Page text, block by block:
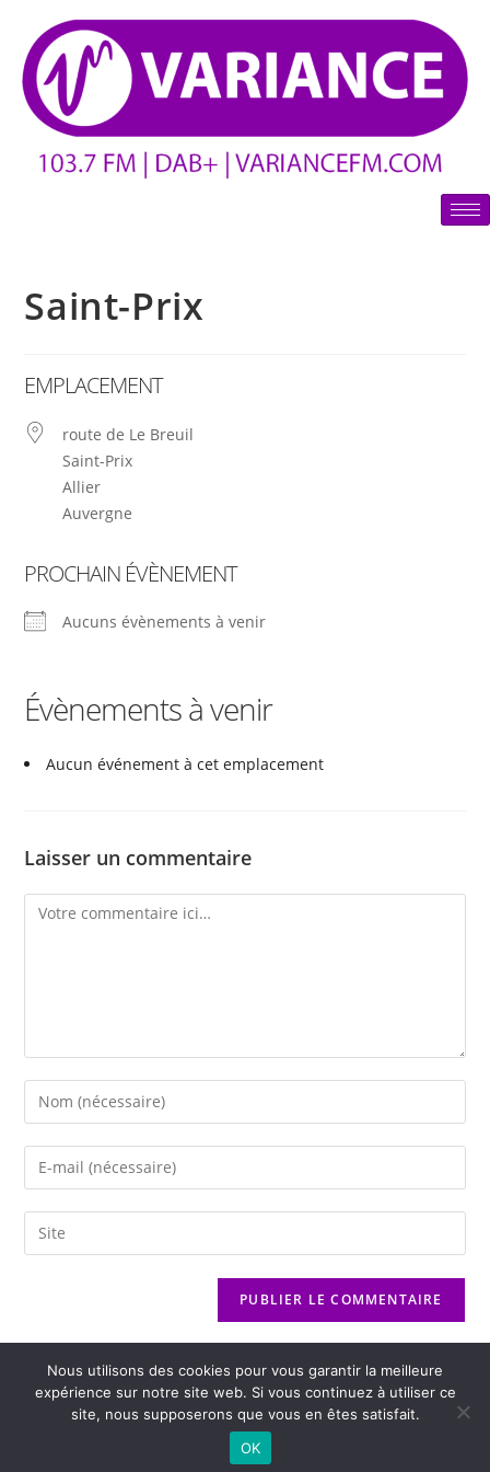
Saint-Prix
EMPLACEMENT
route de Le Breuil
Saint-Prix
Allier
Auvergne
PROCHAIN ÉVÈNEMENT
Aucuns évènements à venir
Évènements à venir
Aucun événement à cet emplacement
Laisser un commentaire
2026 - Variance FM - Mentions légales - Politique de confidentialité -
- Réalisation
Nous utilisons des cookies pour vous garantir la meilleure
expérience sur notre site web. Si vous continuez à utiliser ce
site, nous supposerons que vous en êtes satisfait.
OK